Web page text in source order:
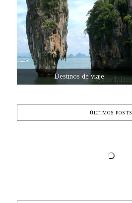
Destinos de viaje
ÚLTIMOS POSTS